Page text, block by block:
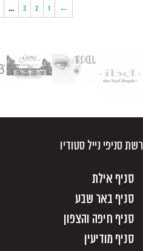
←
1
2
3
…
רשת סניפי נייל סטודיו
סניף אילת
סניף באר שבע
סניף חיפה והצפון
סניף מודיעין